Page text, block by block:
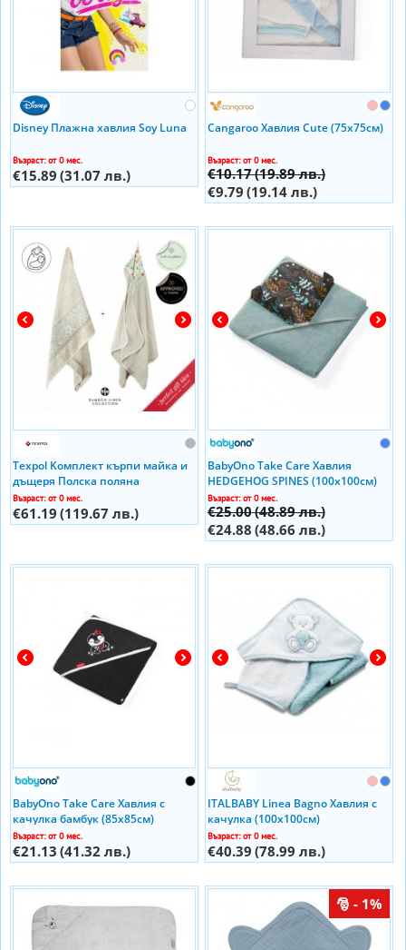
Disney Плажна хавлия Soy Luna
Възраст: от 0 мес.
€15.89 (31.07 лв.)
Cangaroo Хавлия Cute (75х75см)
Възраст: от 0 мес.
€10.17(19.89 лв.)
€9.79 (19.14 лв.)
Texpol Kомплект кърпи майка и
дъщеря Полска поляна
Възраст: от 0 мес.
€61.19 (119.67 лв.)
BabyOno Take Care Хавлия
HEDGEHOG SPINES (100x100см)
Възраст: от 0 мес.
€25.00(48.89 лв.)
€24.88 (48.66 лв.)
BabyOno Take Care Хавлия с
качулка бамбук (85х85см)
Възраст: от 0 мес.
€21.13 (41.32 лв.)
ITALBABY Linea Bagno Хавлия с
качулка (100x100см)
Възраст: от 0 мес.
€40.39 (78.99 лв.)
- 1%